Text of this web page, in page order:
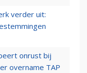
verder uit:
onrust bij
overname TAP